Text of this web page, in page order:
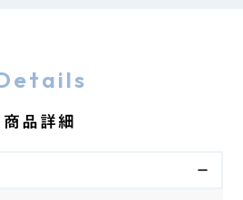
商品詳細